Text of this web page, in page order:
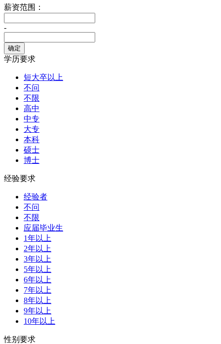
薪资范围：
-
学历要求
短大卒以上
不问
不限
高中
中专
大专
本科
硕士
博士
经验要求
经验者
不问
不限
应届毕业生
1年以上
2年以上
3年以上
5年以上
6年以上
7年以上
8年以上
9年以上
10年以上
性别要求